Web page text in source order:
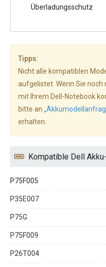
Überladungsschutz
Tipps:
Nicht alle kompatiblen
aufgelistet. Wenn Sie noch
mit Ihrem Dell-Notebook
bitte an
erhalten.
Kompatible Dell
P75F005
P35E007
P75G
P75F009
P26T004